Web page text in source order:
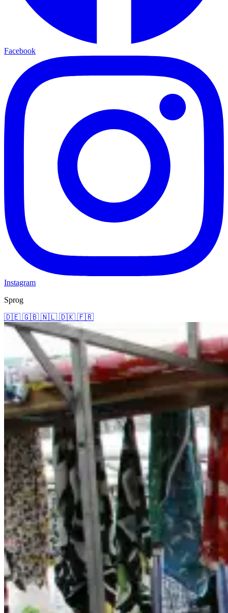
Facebook
Instagram
Sprog
🇩🇪 🇬🇧 🇳🇱 🇩🇰 🇫🇷